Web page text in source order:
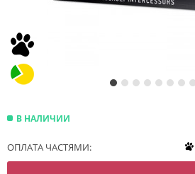
В НАЛИЧИИ
ОПЛАТА ЧАСТЯМИ: